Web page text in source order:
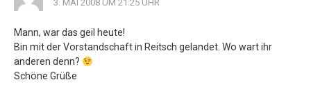
3. MAI 2008 UM 21:25 UHR
Mann, war das geil heute!
Bin mit der Vorstandschaft in Reitsch gelandet. Wo wart ihr
anderen denn?
Schöne Grüße